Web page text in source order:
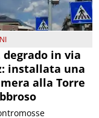
degrado in via
installata una
alla Torre